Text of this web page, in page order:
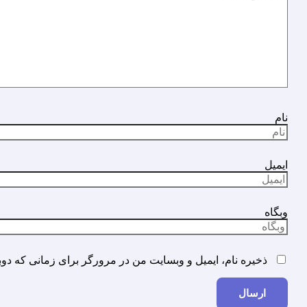
نام
ایمیل
وبگاه
ذخیره نام، ایمیل و وبسایت من در مرورگر برای زمانی که